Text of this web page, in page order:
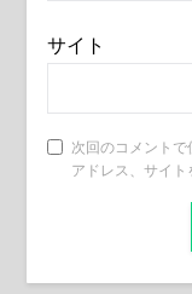
サイト
次回のコメント
アドレス、サイト